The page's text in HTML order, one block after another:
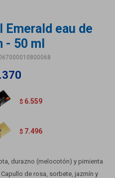
Emerald eau de
- 50 ml
$ 6.559
$ 7.496
durazno (melocotón) y pimienta
de rosa, sorbete, jazmín y